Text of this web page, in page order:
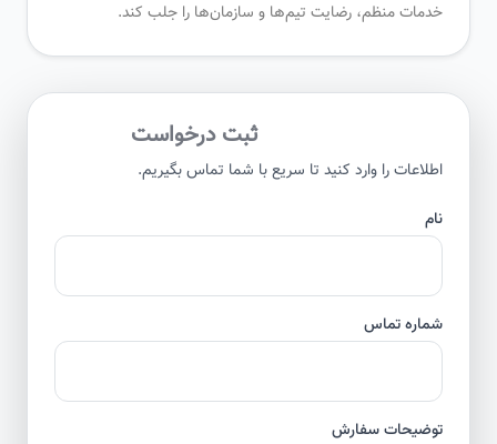
خدمات منظم، رضایت تیم‌ها و سازمان‌ها را جلب کند.
ثبت درخواست
اطلاعات را وارد کنید تا سریع با شما تماس بگیریم.
شماره تماس
توضیحات سفارش